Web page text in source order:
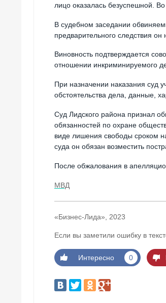
лицо оказалась безуспешной.
В судебном заседании
предварительного следствия
Виновность подтверждается
отношении инкриминируемого
При назначении наказания суд
обстоятельства дела, данные,
Суд Лидского района признал
обязанностей по охране
виде лишения свободы сроком
суда он обязан возместить
После обжалования в
МВД
«Бизнес-Лида», 2023
Если вы заметили ошибку в
Интересно 0